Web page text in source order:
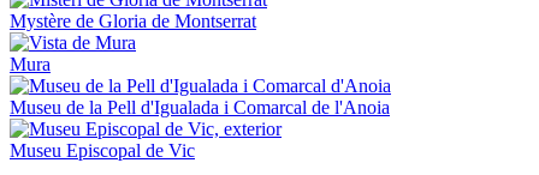
Mystère de Gloria de Montserrat
Mura
Museu de la Pell d'Igualada i Comarcal de l'Anoia
Museu Episcopal de Vic